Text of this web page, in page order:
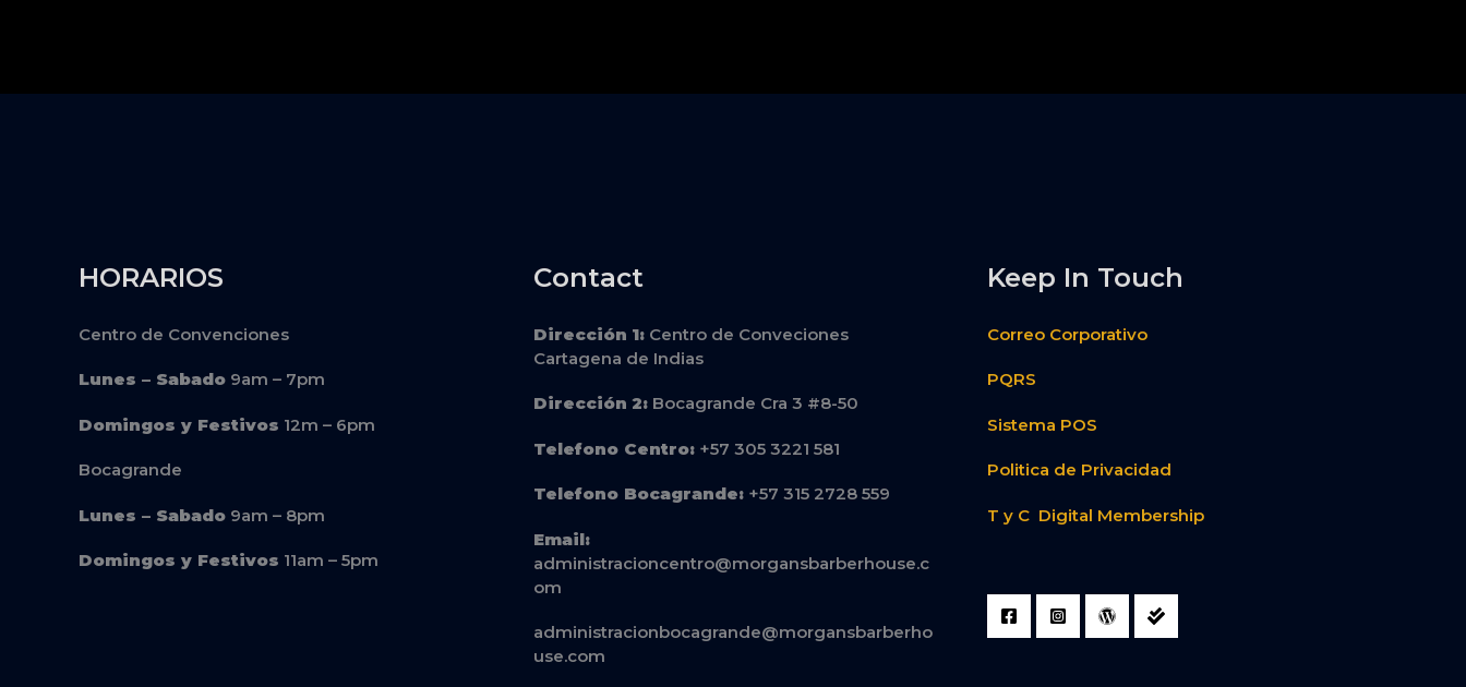
HORARIOS
Centro de Convenciones
Lunes – Sabado 9am – 7pm
Domingos y Festivos 12m – 6pm
Bocagrande
Lunes – Sabado 9am – 8pm
Domingos y Festivos 11am – 5pm
Contact
Dirección 1:Centro de Conveciones
Cartagena de Indias
Dirección 2:Bocagrande Cra 3 #8-50
Telefono Centro:+57 305 3221 581
Telefono Bocagrande:+57 315 2728 559
Email:
administracioncentro@morgansbarberhouse.c
om
administracionbocagrande@morgansbarberho
use.com
Keep In Touch
Correo Corporativo
PQRS
Sistema POS
Politica de Privacidad
T y C Digital Membership